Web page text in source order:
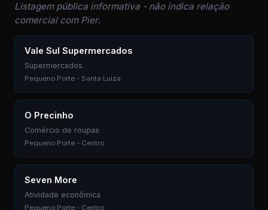
Listagem pública informativa - não indica relação
comercial com Pier.
Vale Sul Supermercados
Supermercados
Pequeno Porte - Santa Luiza
O Precinho
Comércio de roupas
Pequeno Porte - Centro
Seven More
Atividade econômica
Pequeno Porte - Centro